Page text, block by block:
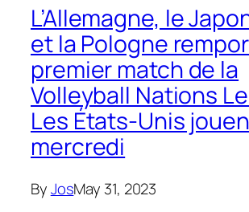
L’Allemagne, le
et la Pologne
premier match de la
Volleyball Nations
Les États-Unis
mercredi
ByJosMay 31, 2023